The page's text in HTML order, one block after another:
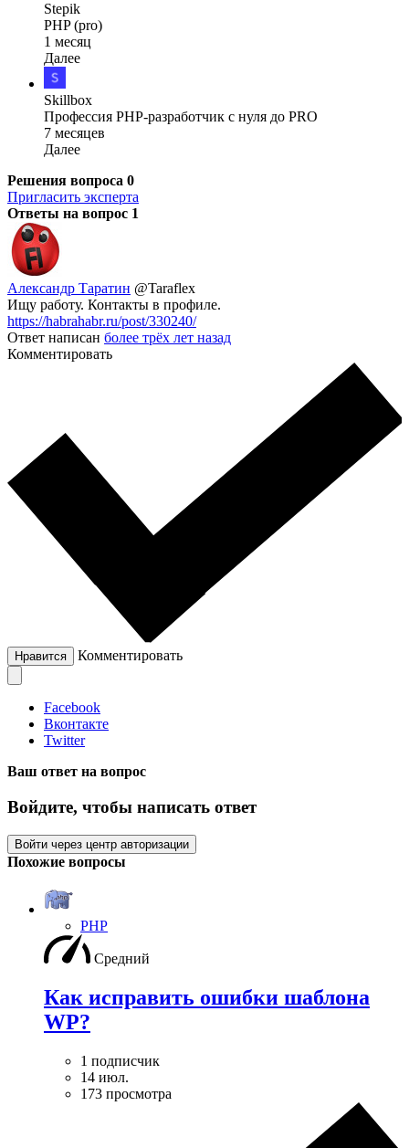
Stepik
PHP (pro)
1 месяц
Далее
Skillbox
Профессия PHP-разработчик с нуля до PRO
7 месяцев
Далее
Решения вопроса 0
Пригласить эксперта
Ответы на вопрос 1
Александр Таратин @Taraflex
Ищу работу. Контакты в профиле.
https://habrahabr.ru/post/330240/
Ответ написан более трёх лет назад
Комментировать
Нравится Комментировать
Facebook
Вконтакте
Twitter
Ваш ответ на вопрос
Войдите, чтобы написать ответ
Войти через центр авторизации
Похожие вопросы
PHP
Средний
Как исправить ошибки шаблона
WP?
1 подписчик
14 июл.
173 просмотра